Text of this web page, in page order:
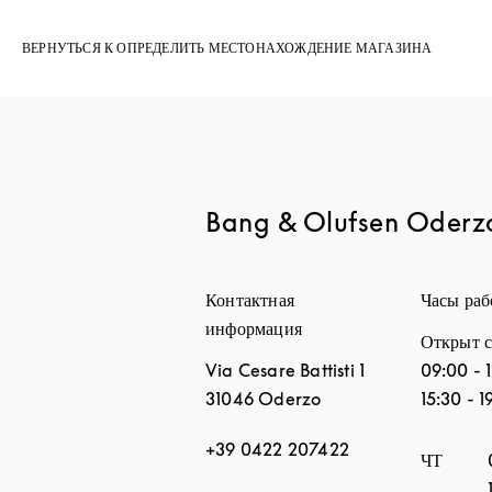
ВЕРНУТЬСЯ К ОПРЕДЕЛИТЬ МЕСТОНАХОЖДЕНИЕ МАГАЗИНА
Bang & Olufsen
Контактная
информация
Via Cesare Battisti 1
31046 Oderzo
+39 0422 207422
Часы
Открыт
09:00 -
15:30 -
День
ЧТ